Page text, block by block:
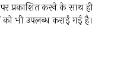
प्रकाशित करने के साथ ही
को भी उपलब्ध कराई गई है।